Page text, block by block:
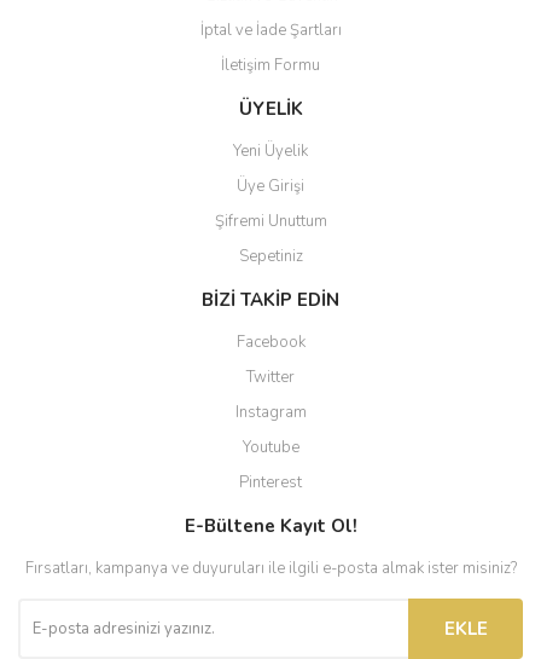
Gönder
İptal ve İade Şartları
İletişim Formu
ÜYELİK
Yeni Üyelik
Üye Girişi
Şifremi Unuttum
Sepetiniz
BİZİ TAKİP EDİN
Facebook
Twitter
Instagram
Youtube
Pinterest
E-Bültene Kayıt Ol!
Fırsatları, kampanya ve duyuruları ile ilgili e-posta almak ister misiniz?
EKLE